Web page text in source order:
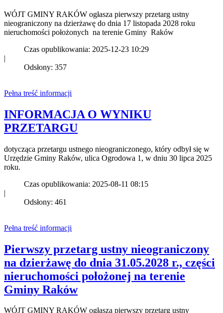
WÓJT GMINY RAKÓW ogłasza pierwszy przetarg ustny
nieograniczony na dzierżawę do dnia 17 listopada 2028 roku
nieruchomości położonych na terenie Gminy Raków
Czas opublikowania: 2025-12-23 10:29
|
Odsłony: 357
Pełna treść informacji
INFORMACJA O WYNIKU
PRZETARGU
dotycząca przetargu ustnego nieograniczonego, który odbył się w
Urzędzie Gminy Raków, ulica Ogrodowa 1, w dniu 30 lipca 2025
roku.
Czas opublikowania: 2025-08-11 08:15
|
Odsłony: 461
Pełna treść informacji
Pierwszy przetarg ustny nieograniczony
na dzierżawę do dnia 31.05.2028 r., części
nieruchomości położonej na terenie
Gminy Raków
WÓJT GMINY RAKÓW ogłasza pierwszy przetarg ustny